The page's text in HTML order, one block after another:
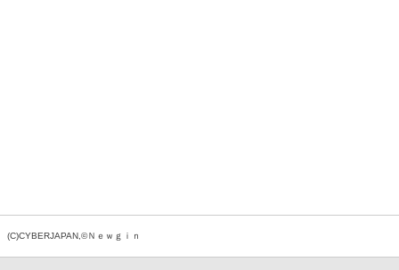
(C)CYBERJAPAN,©Ｎｅｗｇｉｎ